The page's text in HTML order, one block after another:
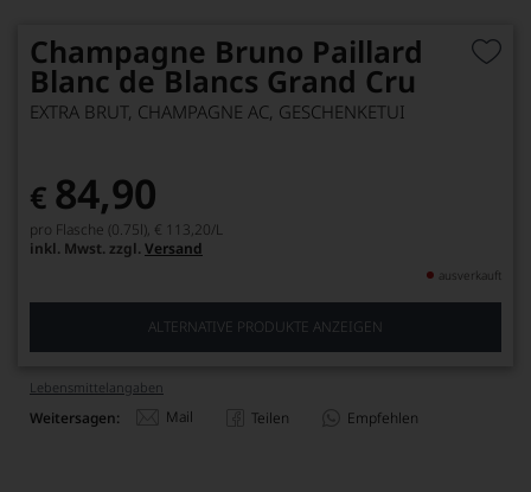
Champagne Bruno Paillard
Blanc de Blancs Grand Cru
EXTRA BRUT, CHAMPAGNE AC, GESCHENKETUI
€ 84,90
pro Flasche (0.75l), € 113,20/L
inkl. Mwst. zzgl. Versand
ausverkauft
ALTERNATIVE PRODUKTE ANZEIGEN
Lebensmittel­angaben
Weitersagen: Mail Teilen Empfehlen